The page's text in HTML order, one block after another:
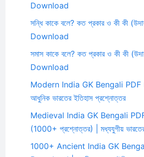
Download
সন্ধি কাকে বলে? কত প্রকার ও কী কী
Download
সমাস কাকে বলে? কত প্রকার ও কী কী
Download
Modern India GK Bengali PDF
আধুনিক ভারতের ইতিহাস প্রশ্নোত্তর
Medieval India GK Bengali
(1000+ প্রশ্নোত্তর) | মধ্যযুগীয়
1000+ Ancient India GK